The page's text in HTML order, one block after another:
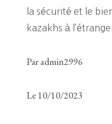
la sécurité et le
kazakhs à
Par admin2996
Le 10/10/2023